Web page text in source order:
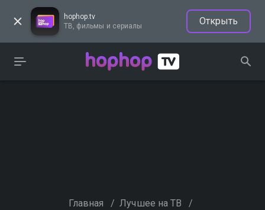
hophop.tv
ТВ, фильмы и сериалы
Открыть
Главная / Лучшее на ТВ /